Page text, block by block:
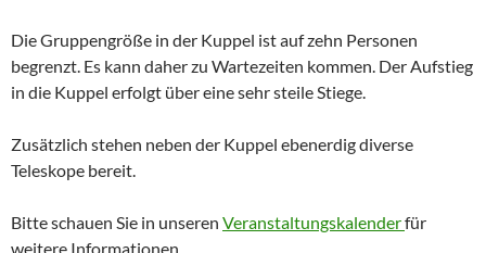
Die Gruppengröße in der Kuppel ist auf zehn Personen
begrenzt. Es kann daher zu Wartezeiten kommen. Der Aufstieg
in die Kuppel erfolgt über eine sehr steile Stiege.
Zusätzlich stehen neben der Kuppel ebenerdig diverse
Teleskope bereit.
Bitte schauen Sie in unseren Veranstaltungskalenderfür
weitere Informationen.